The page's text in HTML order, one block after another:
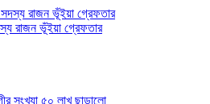
রাজন ভূঁইয়া গ্রেফতার